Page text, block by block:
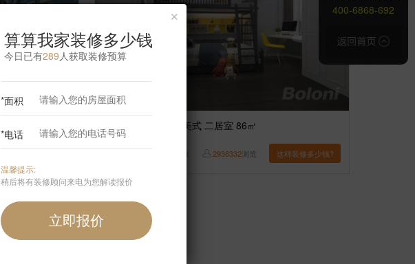
【案例】 【橡树湾】美式 二居室 86㎡
2936332浏览 这样装修多少钱?
400-6868-692
×
算算我家装修多少钱
今日已有289 人获取装修预算
*面积
*电话
温馨提示:
稍后将有装修顾问来电为您解读报价